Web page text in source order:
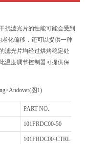
扰滤光片的性能可能会受到
老化偏移，还可以提供一种
滤光片均经过烘烤稳定处
温度调节控制器可提供保
PART NO.
101FRDC00-50
101FRDC00-CTRL